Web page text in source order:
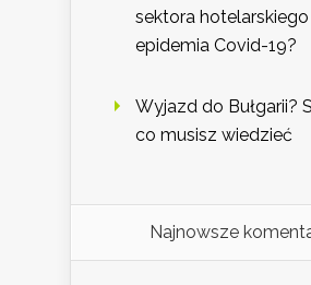
sektora hotelarskiego
epidemia Covid-19?
Wyjazd do Bułgarii?
co musisz wiedzieć
Najnowsze